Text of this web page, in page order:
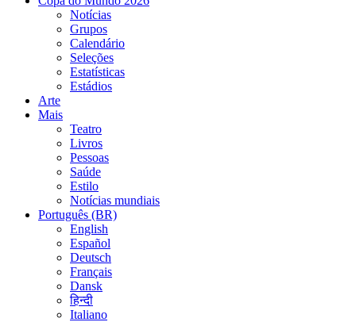
Notícias
Grupos
Calendário
Seleções
Estatísticas
Estádios
Arte
Mais
Teatro
Livros
Pessoas
Saúde
Estilo
Notícias mundiais
Português (BR)
English
Español
Deutsch
Français
Dansk
हिन्दी
Italiano